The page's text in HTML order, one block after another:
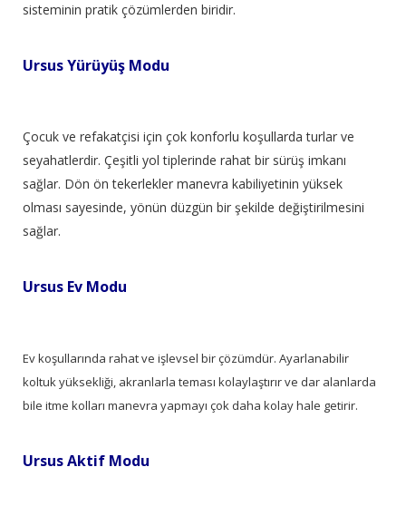
sisteminin pratik çözümlerden biridir.
Ursus Yürüyüş Modu
Çocuk ve refakatçisi için çok konforlu koşullarda turlar ve
seyahatlerdir. Çeşitli yol tiplerinde rahat bir sürüş imkanı
sağlar. Dön ön tekerlekler manevra kabiliyetinin yüksek
olması sayesinde, yönün düzgün bir şekilde değiştirilmesini
sağlar.
Ursus Ev Modu
Ev koşullarında rahat ve işlevsel bir çözümdür. Ayarlanabilir
koltuk yüksekliği, akranlarla teması kolaylaştırır ve dar alanlarda
bile itme kolları manevra yapmayı çok daha kolay hale getirir.
Ursus Aktif Modu